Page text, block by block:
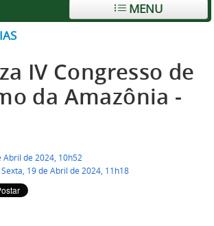
MENU
IV Congresso de
da Amazônia -
Abril de 2024, 10h52
19 de Abril de 2024, 11h18